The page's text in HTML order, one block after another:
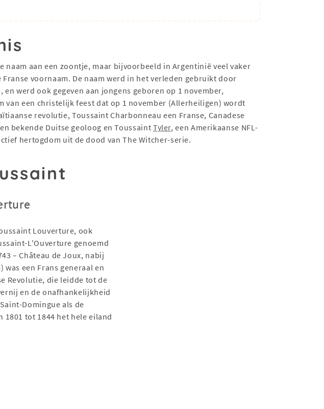
naam aan een zoontje, maar bijvoorbeeld in Argentinië veel vaker
voornaam. De naam werd in het verleden gebruikt door
werd ook gegeven aan jongens geboren op 1 november,
van een christelijk feest dat op 1 november (Allerheiligen) wordt
revolutie, Toussaint Charbonneau een Franse, Canadese
bekende Duitse geoloog en Toussaint Tyler, een Amerikaanse NFL-
hertogdom uit de dood van The Witcher-serie.
Louverture, ook
L'Ouverture genoemd
– Château de Joux, nabij
was een Frans generaal en
Revolutie, die leidde tot de
en de onafhankelijkheid
Domingue als de
1801 tot 1844 het hele eiland